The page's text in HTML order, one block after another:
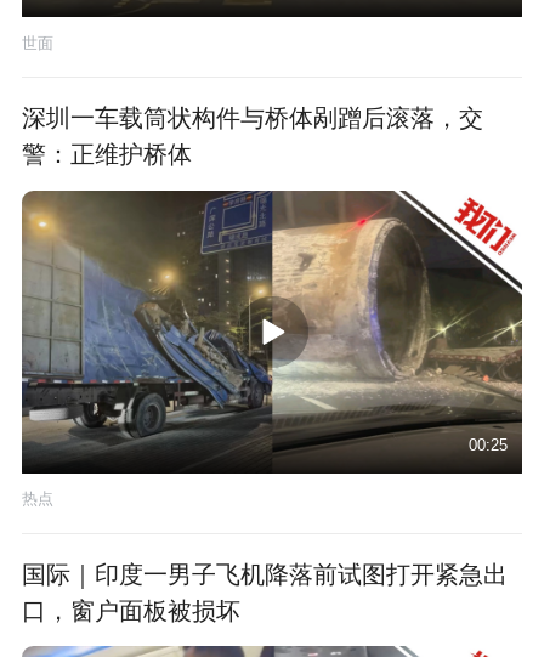
世面
深圳一车载筒状构件与桥体剐蹭后滚落，交
警：正维护桥体
00:25
热点
国际｜印度一男子飞机降落前试图打开紧急出
口，窗户面板被损坏